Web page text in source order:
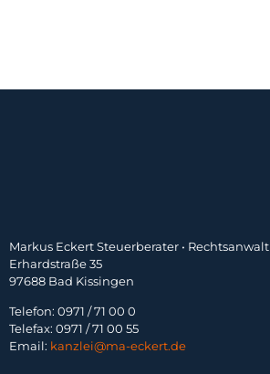
Markus Eckert Steuerberater • Rechtsanwalt
Erhardstraße 35
97688 Bad Kissingen
Telefon: 0971 / 71 00 0
Telefax: 0971 / 71 00 55
Email: kanzlei@ma-eckert.de